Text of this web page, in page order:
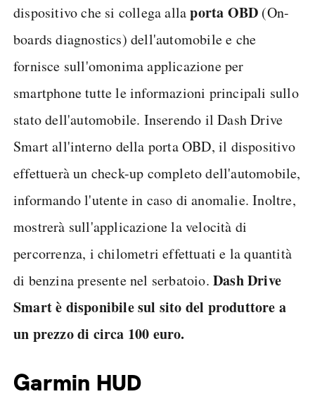
dispositivo che si collega allaporta OBD (On-
boards diagnostics) dell'automobile e che
fornisce sull'omonima applicazione per
smartphone tutte le informazioni principali sullo
stato dell'automobile. Inserendo il Dash Drive
Smart all'interno della porta OBD, il dispositivo
effettuerà un check-up completo dell'automobile,
informando l'utente in caso di anomalie. Inoltre,
mostrerà sull'applicazione la velocità di
percorrenza, i chilometri effettuati e la quantità
di benzina presente nel serbatoio. Dash Drive
Smart è disponibile sul sito del produttore a
un prezzo di circa 100 euro.
Garmin HUD